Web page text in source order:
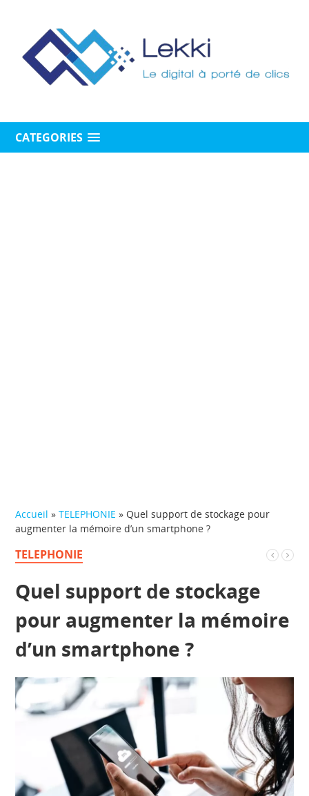
CATEGORIES
Accueil »TELEPHONIE » Quel support de stockage pour
augmenter la mémoire d’un smartphone ?
TELEPHONIE
Quel support de stockage
pour augmenter la mémoire
d’un smartphone ?